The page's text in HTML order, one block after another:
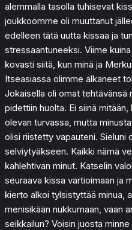
alemmalla tasolla tuhisevat
joukkoomme oli muuttanut
edelleen tätä uutta kissaa ja
stressaantuneeksi. Viime
kovasti siitä, kun minä ja
Itseasiassa olimme alkaneet
Jokaisella oli omat tehtävänsä
pidettiin huolta. Ei siinä
olevan turvassa, mutta
olisi riistetty vapauteni. Sieluni
selviytyäkseen. Kaikki nämä
kahlehtivan minut. Katselin
seuraava kissa vartioimaan ja
kierto alkoi tylsistyttää minua,
menisikään nukkumaan, vaan
seikkailun? Voisin juosta